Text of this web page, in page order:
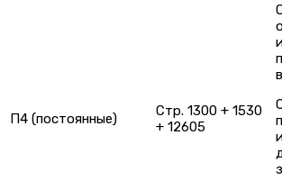
П4 (постоянные)
Стр. 1300 + 1530
+ 12605